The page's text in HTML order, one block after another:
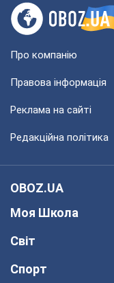
Про компанію
Правова інформація
Реклама на сайті
Редакційна політика
OBOZ.UA
Моя Школа
Світ
Спорт